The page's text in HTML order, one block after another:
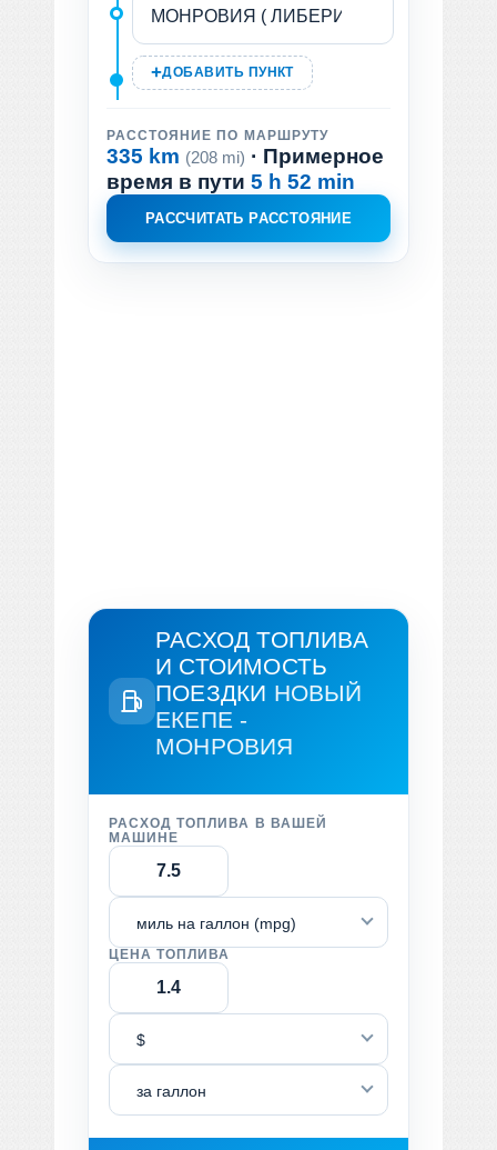
ДОБАВИТЬ ПУНКТ
РАССТОЯНИЕ ПО МАРШРУТУ
335 km (208 mi) · Примерное
время в пути 5 h 52 min
РАССЧИТАТЬ РАССТОЯНИЕ
РАСХОД ТОПЛИВА
И СТОИМОСТЬ
ПОЕЗДКИ НОВЫЙ
ЕКЕПЕ -
МОНРОВИЯ
РАСХОД ТОПЛИВА В ВАШЕЙ
МАШИНЕ
миль на галлон (mpg)
ЦЕНА ТОПЛИВА
$
за галлон